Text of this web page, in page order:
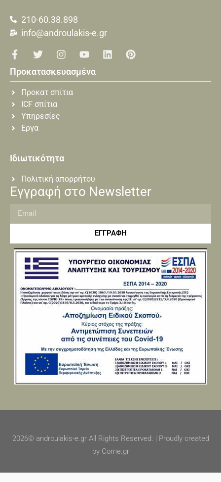
210-60.38.898
info@androulakis-e.gr
Προκατασκευασμένα
Προκατ σπίτια
ICF σπίτια
Υπηρεσίες
Εργα
Ιδιωτικότητα
Πολιτική απορρήτου
Εγγραφή στο Newsletter
ΕΓΓΡΑΦΗ
2026© androulakis-e.gr All Rights Reserved. | Proudly created
by Corne.gr